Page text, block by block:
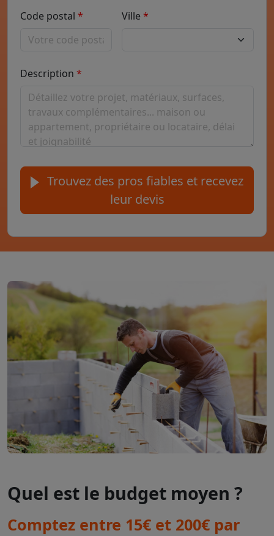
Code postal Ville
Description
Trouvez des pros fiables et recevez
leur devis
Quel est le budget moyen ?
Comptez entre 15€ et 200€ par